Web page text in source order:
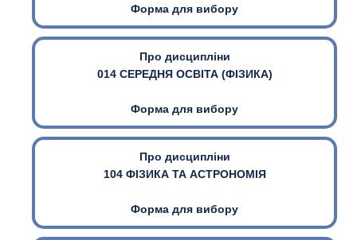
Форма для вибору
Про дисципліни
014 СЕРЕДНЯ ОСВІТА (ФІЗИКА)
Форма для вибору
Про дисципліни
104 ФІЗИКА ТА АСТРОНОМІЯ
Форма для вибору